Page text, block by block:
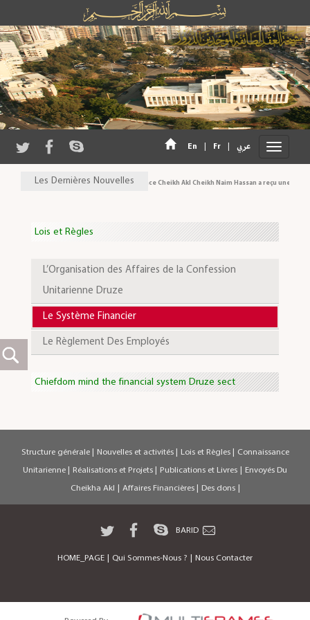
En Fr عربي
Les Dernières NouvellesSon Eminence Cheikh Akl Cheikh Naim Hassan a reçu une
Lois et Règles
L’Organisation des Affaires de la Confession
Unitarienne Druze
Le Système Financier
Le Règlement Des Employés
Chiefdom mind the financial system Druze sect
Structure générale | Nouvelles et activités | Lois et Règles | Connaissance
Unitarienne | Réalisations et Projets | Publications et Livres | Envoyés Du
Cheikha Akl | Affaires Financières | Des dons |
BARID
HOME_PAGE | Qui Sommes-Nous ? | Nous Contacter